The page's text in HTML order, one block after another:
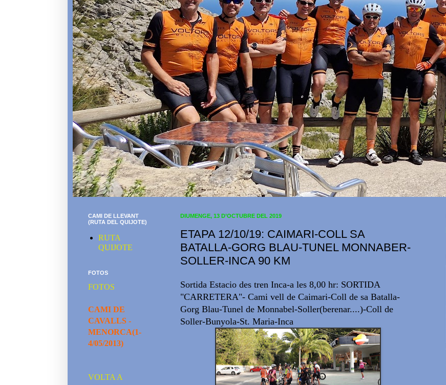
DIUMENGE, 13 D’OCTUBRE DEL 2019
ETAPA 12/10/19: CAIMARI-COLL SA
BATALLA-GORG BLAU-TUNEL MONNABER-
SOLLER-INCA 90 KM
Sortida Estacio des tren Inca-a les 8,00 hr: SORTIDA
"CARRETERA"- Cami vell de Caimari-Coll de sa Batalla-
Gorg Blau-Tunel de Monnabel-Soller(berenar....)-Coll de
Soller-Bunyola-St. Maria-Inca
CAMI DE LLEVANT
(RUTA DEL QUIJOTE)
RUTA
QUIJOTE
FOTOS
FOTOS
CAMI DE
CAVALLS -
MENORCA(1-
4/05/2013)
VOLTA A